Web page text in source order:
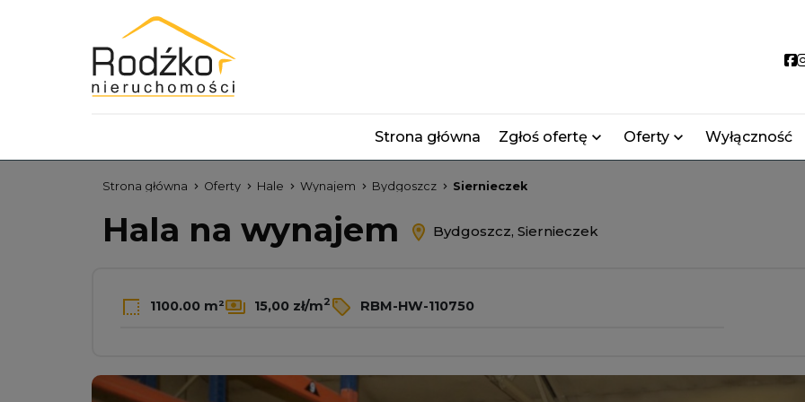
Strona główna Zgłoś ofertę Oferty Wyłączność
Strona główna Oferty Hale Wynajem Bydgoszcz Siernieczek
Hala na wynajem Bydgoszcz, Siernieczek
1100.00 m² 15,00 zł/m2 RBM-HW-110750